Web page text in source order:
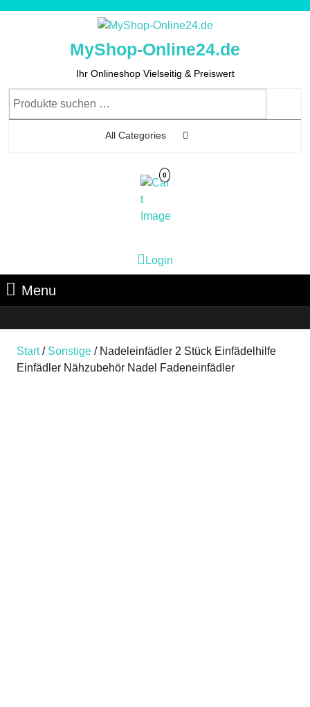
MyShop-Online24.de
Ihr Onlineshop Vielseitig & Preiswert
All Categories
0
Login
Menu
Start/ Sonstige / Nadeleinfädler 2 Stück Einfädelhilfe
Einfädler Nähzubehör Nadel Fadeneinfädler